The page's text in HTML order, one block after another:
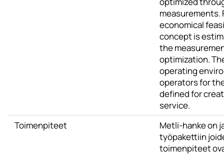
measurements.
economical
concept is
the
optimization.
operating
operators for
defined for
service.
Toimenpiteet
Metli-hanke on
työpakettiin
toimenpiteet